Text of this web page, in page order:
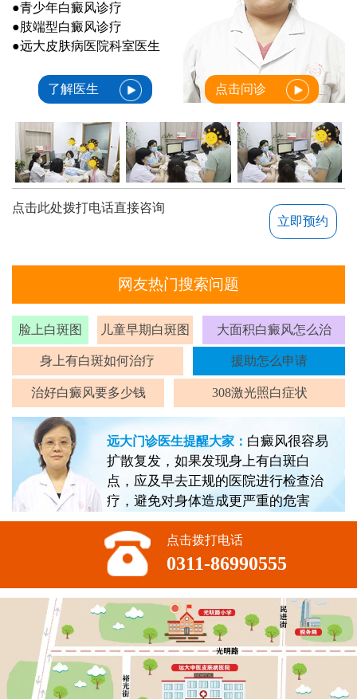
●青少年白癜风诊疗
●肢端型白癜风诊疗
●远大皮肤病医院科室医生
了解医生 点击问诊
点击此处拨打电话直接咨询
立即预约
网友热门搜索问题
脸上白斑图 儿童早期白斑图 大面积白癜风怎么治
身上有白斑如何治疗 援助怎么申请
治好白癜风要多少钱 308激光照白症状
远大门诊医生提醒大家： 白癜风很容易
扩散复发，如果发现身上有白斑白
点，应及早去正规的医院进行检查治
疗，避免对身体造成更严重的危害
点击拨打电话
0311-86990555